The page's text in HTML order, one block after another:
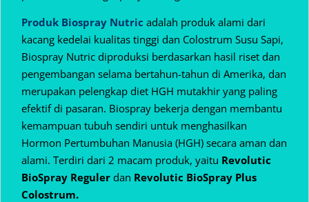
Produk Biospray Nutric adalah produk alami dari
kacang kedelai kualitas tinggi dan Colostrum Susu Sapi,
Biospray Nutric diproduksi berdasarkan hasil riset dan
pengembangan selama bertahun-tahun di Amerika, dan
merupakan pelengkap diet HGH mutakhir yang paling
efektif di pasaran. Biospray bekerja dengan membantu
kemampuan tubuh sendiri untuk menghasilkan
Hormon Pertumbuhan Manusia (HGH) secara aman dan
alami. Terdiri dari 2 macam produk, yaitu Revolutic
BioSpray Reguler dan Revolutic BioSpray Plus
Colostrum.